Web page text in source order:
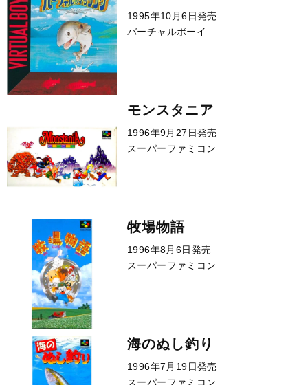
1995年10月6日発売
バーチャルボーイ
モンスタニア
1996年9月27日発売
スーパーファミコン
牧場物語
1996年8月6日発売
スーパーファミコン
海のぬし釣り
1996年7月19日発売
スーパーファミコン